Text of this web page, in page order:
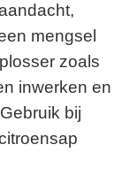
mengsel
zoals
inwerken en
bij